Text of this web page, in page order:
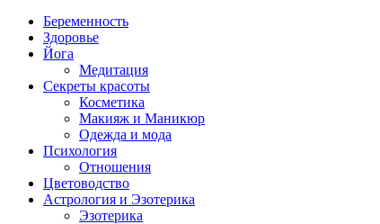
Беременность
Здоровье
Йога
Медитация
Секреты красоты
Косметика
Макияж и Маникюр
Одежда и мода
Психология
Отношения
Цветоводство
Астрология и Эзотерика
Эзотерика